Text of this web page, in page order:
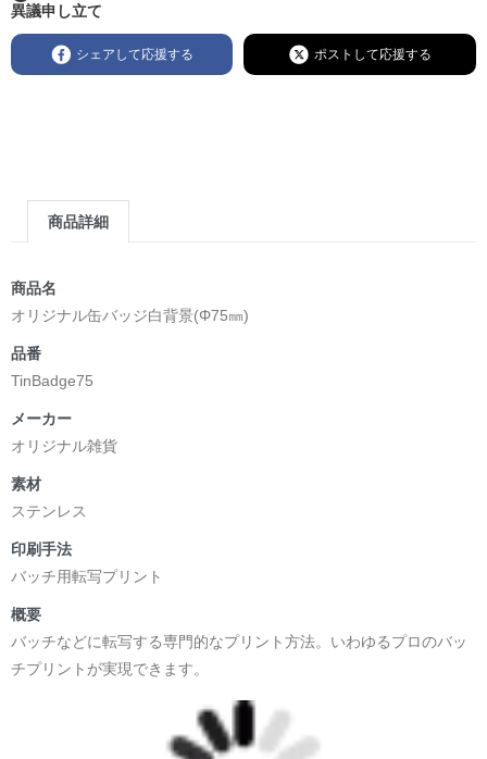
異議申し立て
シェアして応援する ポストして応援する
商品詳細
商品名
オリジナル缶バッジ白背景(Φ75㎜)
品番
TinBadge75
メーカー
オリジナル雑貨
素材
ステンレス
印刷手法
バッチ用転写プリント
概要
バッチなどに転写する専門的なプリント方法。いわゆるプロのバッ
チプリントが実現できます。